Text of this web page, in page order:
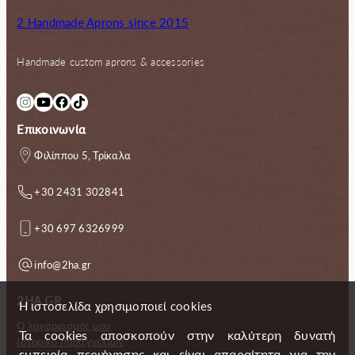
2 Handmade Aprons since 2015
Handmade custom aprons & accessories
InstagramYouTube Facebook TikTok
Επικοινωνία
Φιλίππου 5, Τρίκαλα
+30 2431 302841
+30 697 6326999
info@2ha.gr
2HA.GR
Ο λογαριασμός μου
Ιστορικό παραγγελιών
Η ιστοσελίδα χρησιμοποιεί cookies
Τα cookies αποσκοπούν στην καλύτερη δυνατή